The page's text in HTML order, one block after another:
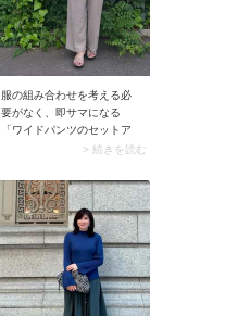
人に馴染むカジュアルコー
デが完成します。
服の組み合わせを考える必
要がなく、即サマになる
「ワイドパンツのセットア
ップ」は50代にうってつ
パンツは肌離れがよく風通
し抜群。ブラウスとのセッ
トアイテムで取り入れれ
ば、ダボッとしたパンツも
きれいめに着こなせます
よ。
> 続きを読む